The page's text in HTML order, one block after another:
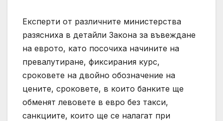
Експерти от различните министерства
разясниха в детайли Закона за въвеждане
на еврото, като посочиха начините на
превалутиране, фиксирания курс,
сроковете на двойно обозначение на
цените, сроковете, в които банките ще
обменят левовете в евро без такси,
санкциите, които ще се налагат при